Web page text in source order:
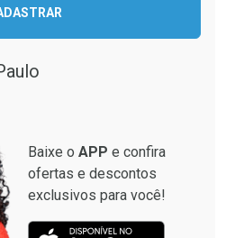
Ativar Desconto
Comprar sem Desconto
Baixe o APP e confira
ofertas e descontos
exclusivos para você!